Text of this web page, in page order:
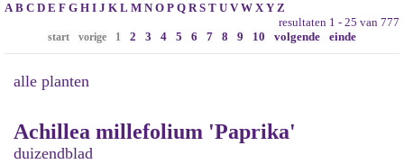
A B C D E F G H I J K L M N O P Q R S T U V W X Y Z
resultaten 1 - 25 van 777
start vorige 1 2 3 4 5 6 7 8 9 10 volgende einde
alle planten
Achillea millefolium 'Paprika'
duizendblad